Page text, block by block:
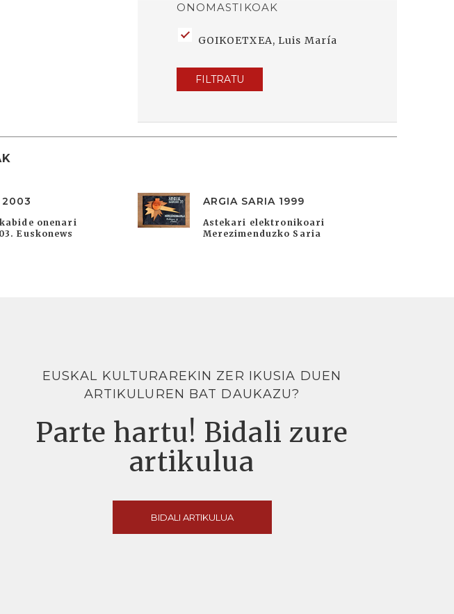
ONOMASTIKOAK
GOIKOETXEA, Luis María
FILTRATU
2003
onenari
Euskonews
ARGIA SARIA 1999
Astekari elektronikoari
Merezimenduzko Saria
EUSKAL KULTURAREKIN ZER IKUSIA DUEN
ARTIKULUREN BAT DAUKAZU?
Parte hartu! Bidali zure
artikulua
BIDALI ARTIKULUA